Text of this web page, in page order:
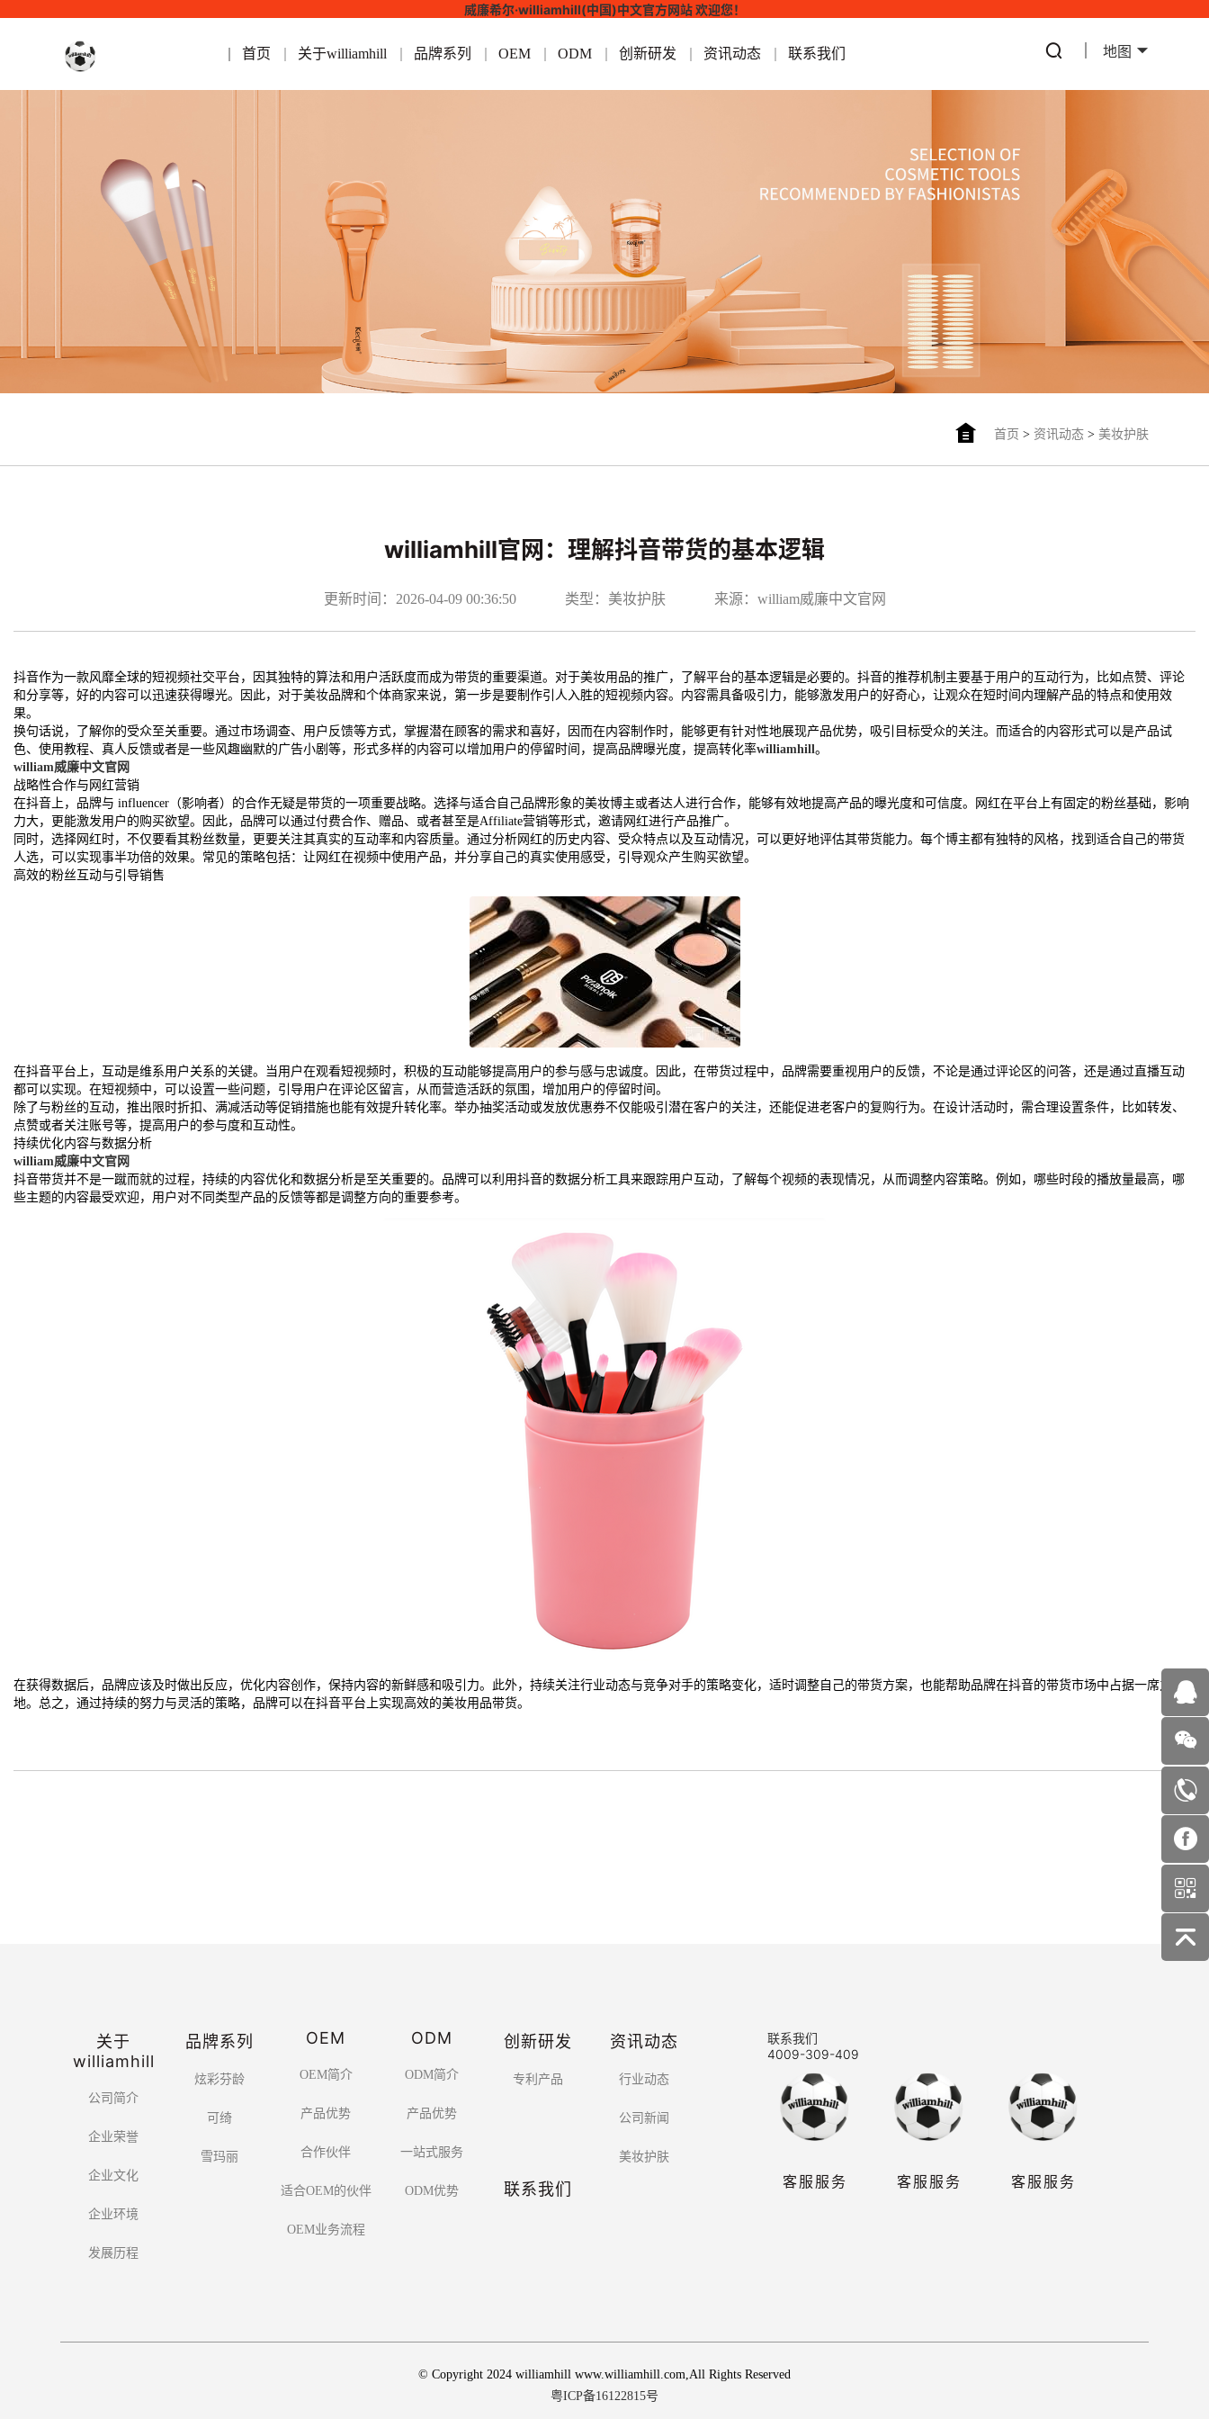
威廉希尔·williamhill(中国)中文官方网站 欢迎您！
首页 关于williamhill 品牌系列 OEM ODM 创新研发 资讯动态 联系我们 地图
首页 > 资讯动态> 美妆护肤
williamhill官网：理解抖音带货的基本逻辑
更新时间：2026-04-09 00:36:50 类型：美妆护肤 来源：william威廉中文官网
抖音作为一款风靡全球的短视频社交平台，因其独特的算法和用户活跃度而成为带货的重要渠道。对于美妆用品的推广，了解平台的基本逻辑是必要的。抖音的推荐机制主要基于用户的互动行为，比如点赞、评论
和分享等，好的内容可以迅速获得曝光。因此，对于美妆品牌和个体商家来说，第一步是要制作引人入胜的短视频内容。内容需具备吸引力，能够激发用户的好奇心，让观众在短时间内理解产品的特点和使用效
果。
换句话说，了解你的受众至关重要。通过市场调查、用户反馈等方式，掌握潜在顾客的需求和喜好，因而在内容制作时，能够更有针对性地展现产品优势，吸引目标受众的关注。而适合的内容形式可以是产品试
色、使用教程、真人反馈或者是一些风趣幽默的广告小剧等，形式多样的内容可以增加用户的停留时间，提高品牌曝光度，提高转化率williamhill。
william威廉中文官网
战略性合作与网红营销
在抖音上，品牌与 influencer（影响者）的合作无疑是带货的一项重要战略。选择与适合自己品牌形象的美妆博主或者达人进行合作，能够有效地提高产品的曝光度和可信度。网红在平台上有固定的粉丝基础，影响
力大，更能激发用户的购买欲望。因此，品牌可以通过付费合作、赠品、或者甚至是Affiliate营销等形式，邀请网红进行产品推广。
同时，选择网红时，不仅要看其粉丝数量，更要关注其真实的互动率和内容质量。通过分析网红的历史内容、受众特点以及互动情况，可以更好地评估其带货能力。每个博主都有独特的风格，找到适合自己的带货
人选，可以实现事半功倍的效果。常见的策略包括：让网红在视频中使用产品，并分享自己的真实使用感受，引导观众产生购买欲望。
高效的粉丝互动与引导销售
在抖音平台上，互动是维系用户关系的关键。当用户在观看短视频时，积极的互动能够提高用户的参与感与忠诚度。因此，在带货过程中，品牌需要重视用户的反馈，不论是通过评论区的问答，还是通过直播互动
都可以实现。在短视频中，可以设置一些问题，引导用户在评论区留言，从而营造活跃的氛围，增加用户的停留时间。
除了与粉丝的互动，推出限时折扣、满减活动等促销措施也能有效提升转化率。举办抽奖活动或发放优惠券不仅能吸引潜在客户的关注，还能促进老客户的复购行为。在设计活动时，需合理设置条件，比如转发、
点赞或者关注账号等，提高用户的参与度和互动性。
持续优化内容与数据分析
william威廉中文官网
抖音带货并不是一蹴而就的过程，持续的内容优化和数据分析是至关重要的。品牌可以利用抖音的数据分析工具来跟踪用户互动，了解每个视频的表现情况，从而调整内容策略。例如，哪些时段的播放量最高，哪
些主题的内容最受欢迎，用户对不同类型产品的反馈等都是调整方向的重要参考。
在获得数据后，品牌应该及时做出反应，优化内容创作，保持内容的新鲜感和吸引力。此外，持续关注行业动态与竞争对手的策略变化，适时调整自己的带货方案，也能帮助品牌在抖音的带货市场中占据一席之
地。总之，通过持续的努力与灵活的策略，品牌可以在抖音平台上实现高效的美妆用品带货。
关于
williamhill
公司简介
企业荣誉
企业文化
企业环境
发展历程
品牌系列
炫彩芬龄
可绮
雪玛丽
OEM
OEM简介
产品优势
合作伙伴
适合OEM的伙伴
OEM业务流程
ODM
ODM简介
产品优势
一站式服务
ODM优势
创新研发
专利产品
资讯动态
行业动态
公司新闻
美妆护肤
联系我们
联系我们
4009-309-409
客服服务 客服服务 客服服务
© Copyright 2024 williamhill www.williamhill.com,All Rights Reserved
粤ICP备16122815号